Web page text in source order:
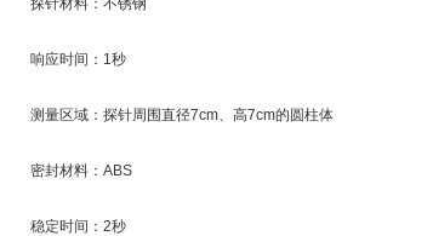
探针材料：不锈钢
响应时间：1秒
测量区域：探针周围直径7cm、高7cm的圆柱体
密封材料：ABS
稳定时间：2秒